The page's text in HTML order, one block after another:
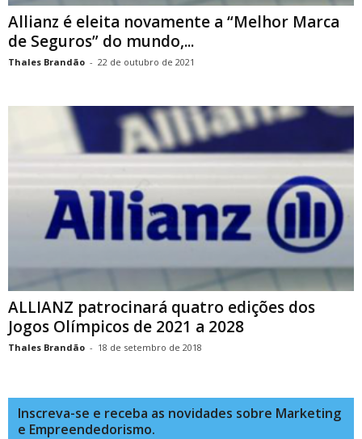
Allianz é eleita novamente a “Melhor Marca
de Seguros” do mundo,...
Thales Brandão - 22 de outubro de 2021
ALLIANZ patrocinará quatro edições dos
Jogos Olímpicos de 2021 a 2028
Thales Brandão - 18 de setembro de 2018
Inscreva-se e receba as novidades sobre Marketing
e Empreendedorismo.